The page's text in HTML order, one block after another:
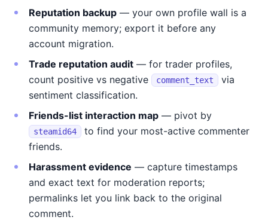
Reputation backup — your own profile wall is a
community memory; export it before any
account migration.
Trade reputation audit — for trader profiles,
count positive vs negative
comment_text
via
sentiment classification.
Friends-list interaction map — pivot by
steamid64
to find your most-active commenter
friends.
Harassment evidence — capture timestamps
and exact text for moderation reports;
permalinks let you link back to the original
comment.